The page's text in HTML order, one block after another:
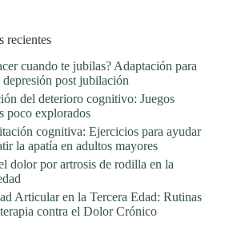
recientes
cuando te jubilas? Adaptación para
post jubilación
del deterioro cognitivo: Juegos
poco explorados
cognitiva: Ejercicios para ayudar
la apatía en adultos mayores
dolor por artrosis de rodilla en la
Articular en la Tercera Edad: Rutinas
contra el Dolor Crónico